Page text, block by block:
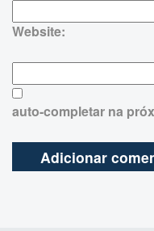
Website:
auto-completar na